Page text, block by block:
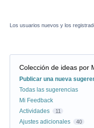
Los usuarios nuevos y los
Colección de ideas por
Categorías
Publicar una nueva
Todas las sugerencias
Mi Feedback
Actividades
11
Ajustes adicionales 40